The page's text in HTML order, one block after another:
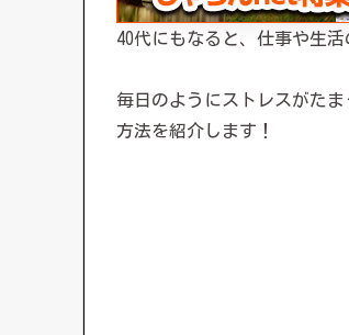
40代にもなると、仕事や生
毎日のようにストレスがた
方法を紹介します！